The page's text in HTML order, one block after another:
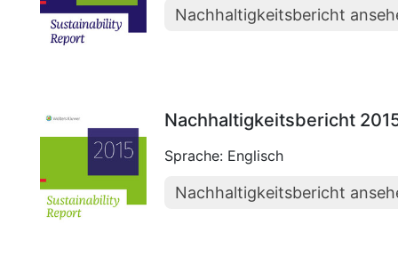
Nachhaltigkeitsbericht
Nachhaltigkeitsbericht
Sprache: Englisch
Nachhaltigkeitsbericht